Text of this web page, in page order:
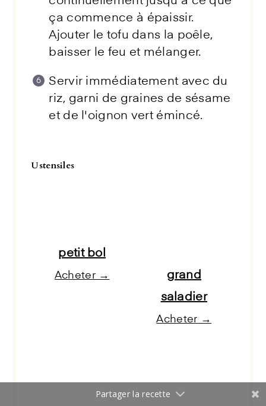
ça commence à épaissir.
Ajouter le tofu dans la poêle,
baisser le feu et mélanger.
Servir immédiatement avec du
riz, garni de graines de sésame
et de l'oignon vert émincé.
Ustensiles
petit bol
Acheter →
grand
saladier
Acheter →
Partager la recette